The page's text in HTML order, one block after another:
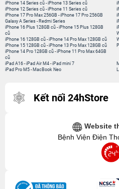
iPhone 14 Series cũ -iPhone 13 Series cũ
iPhone 12 Series cũ -iPhone 11 Series cũ
iPhone 17 Pro Max 256GB -iPhone 17 Pro 256GB
Galaxy A Series - Redmi Series
iPhone 16 Plus 128GB cũ -iPhone 15 Plus 128GB
cũ
iPhone 16 128GB cũ -iPhone 14 Pro Max 128GB cũ
iPhone 15 128GB cũ -iPhone 13 Pro Max 128GB cũ
iPhone 14 Pro 128GB cũ -iPhone 11 Pro Max 64GB
cũ
iPad A16 -iPad Air M4 -iPad mini 7
iPad Pro M5 - MacBook Neo
Kết nối 24hStore
Website
Bệnh Viện Điện